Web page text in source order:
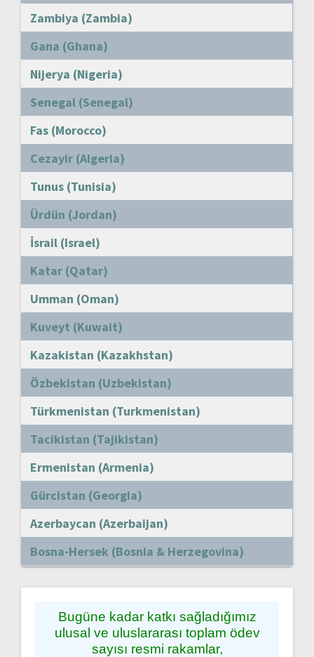
Zambiya (Zambia)
Gana (Ghana)
Nijerya (Nigeria)
Senegal (Senegal)
Fas (Morocco)
Cezayir (Algeria)
Tunus (Tunisia)
Ürdün (Jordan)
İsrail (Israel)
Katar (Qatar)
Umman (Oman)
Kuveyt (Kuwait)
Kazakistan (Kazakhstan)
Özbekistan (Uzbekistan)
Türkmenistan (Turkmenistan)
Tacikistan (Tajikistan)
Ermenistan (Armenia)
Gürcistan (Georgia)
Azerbaycan (Azerbaijan)
Bosna-Hersek (Bosnia & Herzegovina)
Bugüne kadar katkı sağladığımız
ulusal ve uluslararası toplam ödev
sayısı resmi rakamlar,